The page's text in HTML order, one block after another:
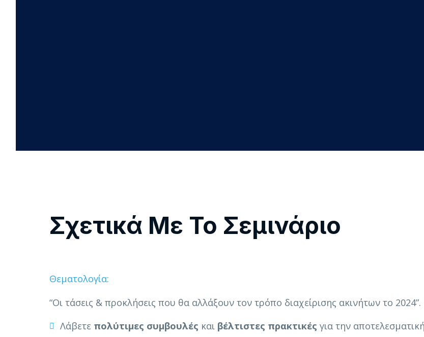
Σχετικά Με Το Σεμινάριο
Θεματολογία:
“Οι τάσεις & προκλήσεις που θα αλλάξουν τον τρόπο διαχείρισης ακινήτων το 2024”.
Λάβετε πολύτιμες συμβουλές και βέλτιστες πρακτικές για την